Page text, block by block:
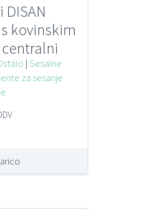
DISAN
kovinskim
D32
| Sesalne
za sesanje